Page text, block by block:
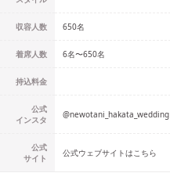
収容人数 650名
着席人数 6名〜650名
持込料金
公式
インスタ
@newotani_hakata_wedding
公式
サイト
公式ウェブサイトはこちら